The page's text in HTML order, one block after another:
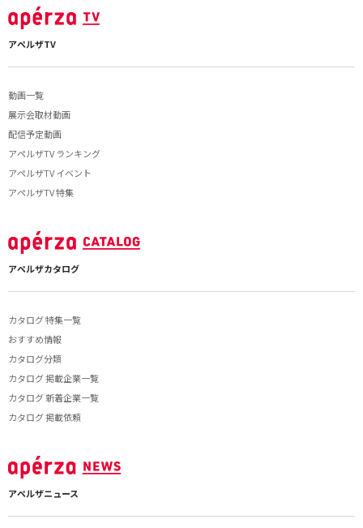
アペルザTV
動画一覧
展示会取材動画
配信予定動画
アペルザTV ランキング
アペルザTV イベント
アペルザTV 特集
アペルザカタログ
カタログ 特集一覧
おすすめ情報
カタログ分類
カタログ 掲載企業一覧
カタログ 新着企業一覧
カタログ 掲載依頼
アペルザニュース